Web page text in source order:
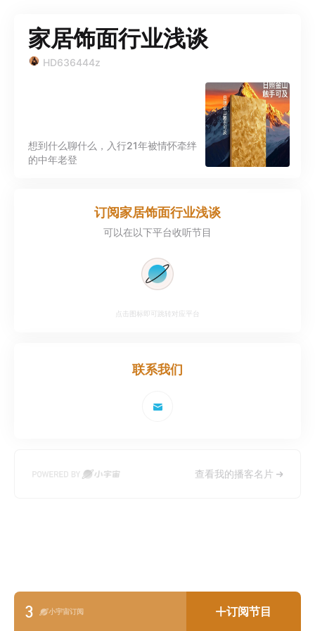
家居饰面行业浅谈
HD636444z
想到什么聊什么，入行21年被情怀牵绊
的中年老登
订阅家居饰面行业浅谈
可以在以下平台收听节目
点击图标即可跳转对应平台
联系我们
查看我的播客名片
3 小宇宙订阅 订阅节目